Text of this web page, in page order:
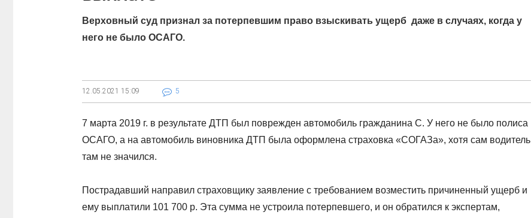
Верховный суд признал за потерпевшим право взыскивать ущерб даже в случаях, когда у
него не было ОСАГО.
12.05.2021 15:09 5
7 марта 2019 г. в результате ДТП был поврежден автомобиль гражданина С. У него не было полиса
ОСАГО, а на автомобиль виновника ДТП была оформлена страховка «СОГАЗа», хотя сам водитель
там не значился.
Пострадавший направил страховщику заявление с требованием возместить причиненный ущерб и
ему выплатили 101 700 р. Эта сумма не устроила потерпевшего, и он обратился к экспертам,